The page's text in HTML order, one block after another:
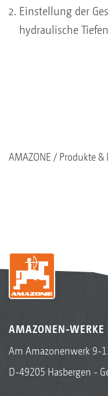
Einstellung der
hydraulische
AMAZONE Produkte &
AMAZONEN-WERKE
Am Amazonenwerk 9-
D-49205 Hasbergen -